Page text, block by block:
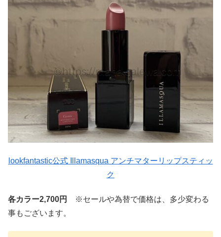
lookfantastic公式 Illamasqua アンチマターリップスティッ
ク
各カラー2,700円
※セールや為替で価格は、多少変わる
事もございます。